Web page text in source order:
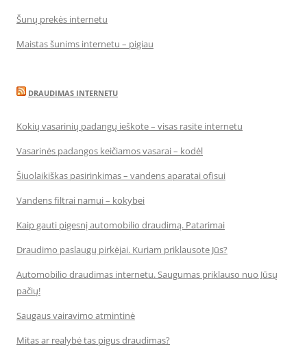
Šunų prekės internetu
Maistas šunims internetu – pigiau
DRAUDIMAS INTERNETU
Kokių vasarinių padangų ieškote – visas rasite internetu
Vasarinės padangos keičiamos vasarai – kodėl
Šiuolaikiškas pasirinkimas – vandens aparatai ofisui
Vandens filtrai namui – kokybei
Kaip gauti pigesnį automobilio draudimą. Patarimai
Draudimo paslaugų pirkėjai. Kuriam priklausote Jūs?
Automobilio draudimas internetu. Saugumas priklauso nuo Jūsų
pačių!
Saugaus vairavimo atmintinė
Mitas ar realybė tas pigus draudimas?